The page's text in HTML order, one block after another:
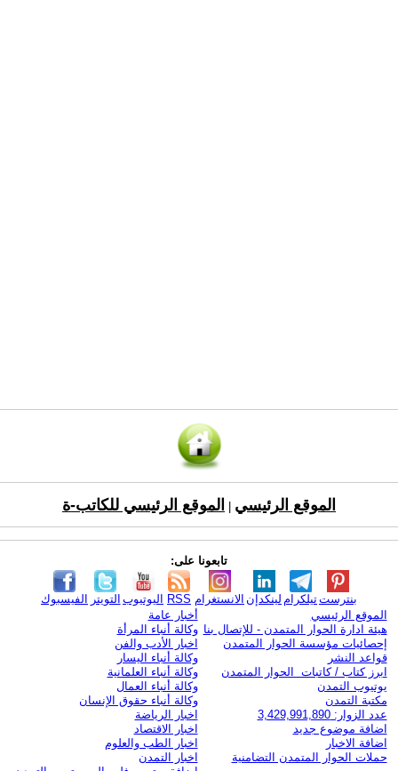
الموقع الرئيسي الموقع الرئيسي للكاتب-ة
تابعونا على:
الفيسبوك التويتر اليوتيوب RSS الانستغرام لينكدإن تيلكرامبنترست
الموقع الرئيسي
هيئة ادارة الحوار المتمدن - للإتصال بنا
إحصائيات مؤسسة الحوار المتمدن
قواعد النشر
ابرز كتاب / كاتبات الحوار المتمدن
يوتيوب التمدن
مكتبة التمدن
عدد الزوار: 3,429,991,890
اضافة موضوع جديد
اضافة الاخبار
حملات الحوار المتمدن التضامنية
أخبار عامة
وكالة أنباء المرأة
اخبار الأدب والفن
وكالة أنباء اليسار
وكالة أنباء العلمانية
وكالة أنباء العمال
وكالة أنباء حقوق الإنسان
اخبار الرياضة
اخبار الاقتصاد
اخبار الطب والعلوم
اخبار التمدن